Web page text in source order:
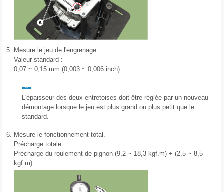
5. Mesure le jeu de l'engrenage.
Valeur standard :
0,07 ~ 0,15 mm (0,003 ~ 0,006 inch)
L'épaisseur des deux entretoises doit être réglée par un nouveau
démontage lorsque le jeu est plus grand ou plus petit que le
standard.
6. Mesure le fonctionnement total.
Précharge totale:
Précharge du roulement de pignon (9,2 ~ 18,3 kgf.m) + (2,5 ~ 8,5
kgf.m)